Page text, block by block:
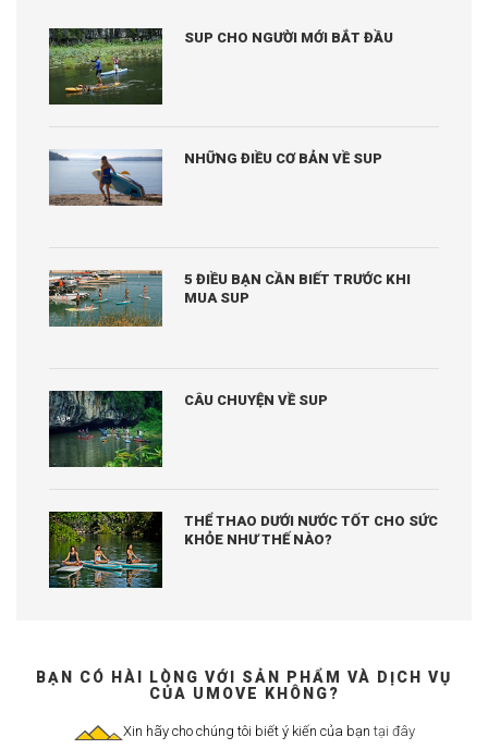
SUP CHO NGƯỜI MỚI BẮT ĐẦU
NHỮNG ĐIỀU CƠ BẢN VỀ SUP
5 ĐIỀU BẠN CẦN BIẾT TRƯỚC KHI
MUA SUP
CÂU CHUYỆN VỀ SUP
THỂ THAO DƯỚI NƯỚC TỐT CHO SỨC
KHỎE NHƯ THẾ NÀO?
BẠN CÓ HÀI LÒNG VỚI SẢN PHẨM VÀ DỊCH VỤ
CỦA UMOVE KHÔNG?
Xin hãy cho chúng tôi biết ý kiến của bạn tại đây